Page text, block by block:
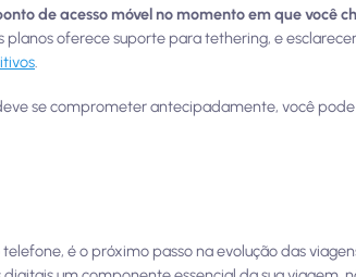
de acesso móvel no momento em que você
planos oferece suporte para tethering, e
.
se comprometer antecipadamente, você
telefone, é o próximo passo na evolução das